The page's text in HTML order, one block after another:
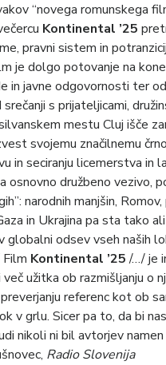
“novega romunskega
Kontinental ’25
pravni sistem in
je dolgo potovanje na
in javne odgovornosti ter
s prijateljicami,
mestu Cluj išče
svojemu značilnemu
in seciranju licemerstva in
osnovno družbeno vezivo,
narodnih manjšin,
in Ukrajina pa sta tako
globalni odsev vseh naših
Film Kontinental ’25/…/ je
užitka ob razmišljanju o
referenc kot ob
v grlu. Sicer pa to, da bi
nikoli ni bil avtorjev
Radio Slovenija